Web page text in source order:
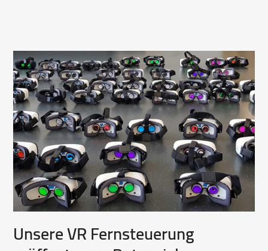
Unsere VR Fernsteuerung